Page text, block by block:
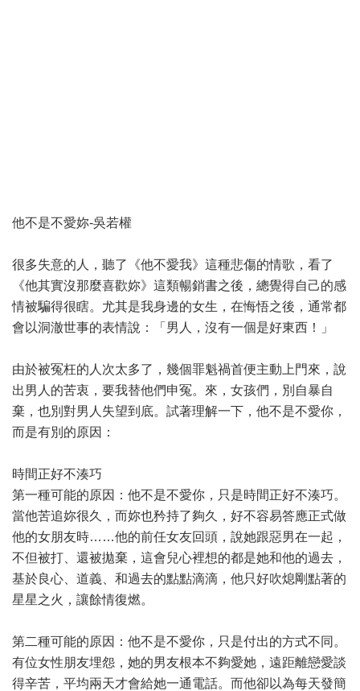
他不是不愛妳-吳若權
很多失意的人，聽了《他不愛我》這種悲傷的情歌，看了
《他其實沒那麼喜歡妳》這類暢銷書之後，總覺得自己的感
情被騙得很瞎。尤其是我身邊的女生，在悔悟之後，通常都
會以洞澈世事的表情說：「男人，沒有一個是好東西！」
由於被冤枉的人次太多了，幾個罪魁禍首便主動上門來，說
出男人的苦衷，要我替他們申冤。來，女孩們，別自暴自
棄，也別對男人失望到底。試著理解一下，他不是不愛你，
而是有別的原因：
時間正好不湊巧
第一種可能的原因：他不是不愛你，只是時間正好不湊巧。
當他苦追妳很久，而妳也矜持了夠久，好不容易答應正式做
他的女朋友時……他的前任女友回頭，說她跟惡男在一起，
不但被打、還被拋棄，這會兒心裡想的都是她和他的過去，
基於良心、道義、和過去的點點滴滴，他只好吹熄剛點著的
星星之火，讓餘情復燃。
第二種可能的原因：他不是不愛你，只是付出的方式不同。
有位女性朋友埋怨，她的男友根本不夠愛她，遠距離戀愛談
得辛苦，平均兩天才會給她一通電話。而他卻以為每天發簡